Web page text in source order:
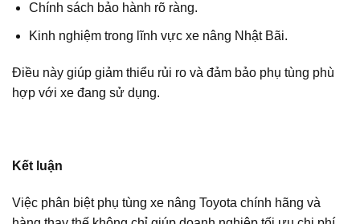
Chính sách bảo hành rõ ràng.
Kinh nghiệm trong lĩnh vực xe nâng Nhật Bãi.
Điều này giúp giảm thiểu rủi ro và đảm bảo phụ tùng phù
hợp với xe đang sử dụng.
Kết luận
Việc phân biệt phụ tùng xe nâng Toyota chính hãng và